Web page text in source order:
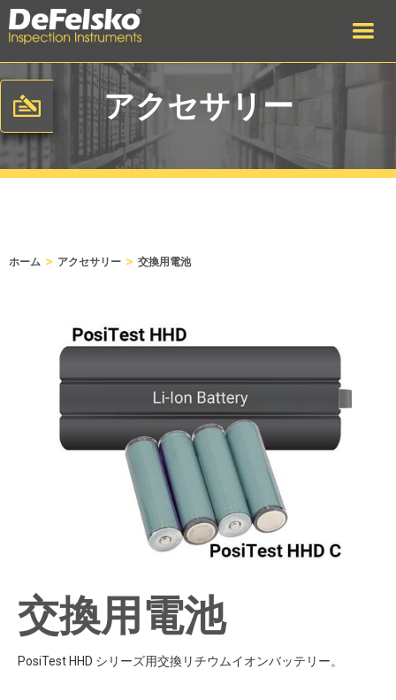
アクセサリー
ホーム > アクセサリー > 交換用電池
交換用電池
PosiTest HHD シリーズ用交換リチウムイオンバッテリー。